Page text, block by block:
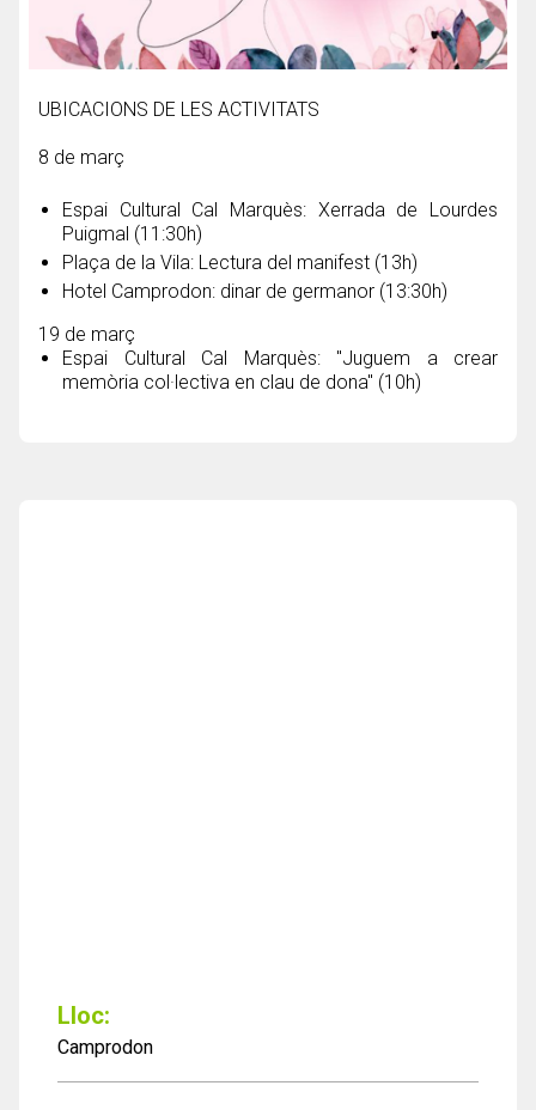
UBICACIONS DE LES ACTIVITATS
8 de març
Espai Cultural Cal Marquès: Xerrada de Lourdes
Puigmal (11:30h)
Plaça de la Vila: Lectura del manifest (13h)
Hotel Camprodon: dinar de germanor (13:30h)
19 de març
Espai Cultural Cal Marquès: "Juguem a crear
memòria col·lectiva en clau de dona" (10h)
Lloc:
Camprodon